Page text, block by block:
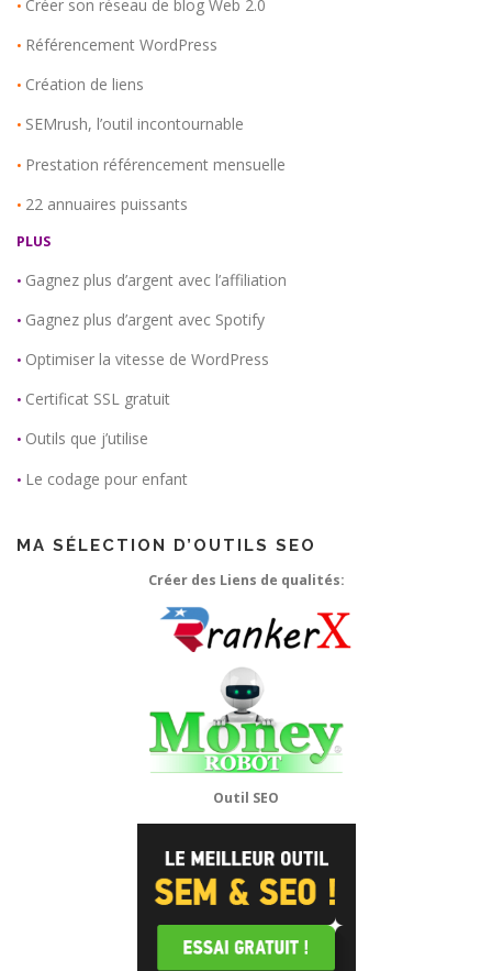
• Créer son réseau de blog Web 2.0
• Référencement WordPress
• Création de liens
• SEMrush, l’outil incontournable
• Prestation référencement mensuelle
• 22 annuaires puissants
PLUS
• Gagnez plus d’argent avec l’affiliation
• Gagnez plus d’argent avec Spotify
• Optimiser la vitesse de WordPress
• Certificat SSL gratuit
• Outils que j’utilise
• Le codage pour enfant
MA SÉLECTION D’OUTILS SEO
Créer des Liens de qualités:
Outil SEO